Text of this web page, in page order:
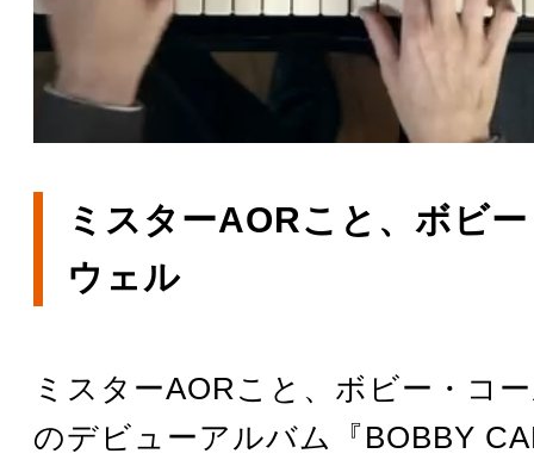
ミスターAORこと、ボビ
ウェル
ミスターAORこと、ボビー・コ
のデビューアルバム『BOBBY